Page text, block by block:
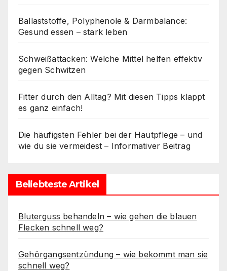
Ballaststoffe, Polyphenole & Darmbalance:
Gesund essen – stark leben
Schweißattacken: Welche Mittel helfen effektiv
gegen Schwitzen
Fitter durch den Alltag? Mit diesen Tipps klappt
es ganz einfach!
Die häufigsten Fehler bei der Hautpflege – und
wie du sie vermeidest – Informativer Beitrag
Beliebteste Artikel
Bluterguss behandeln – wie gehen die blauen
Flecken schnell weg?
Gehörgangsentzündung – wie bekommt man sie
schnell weg?